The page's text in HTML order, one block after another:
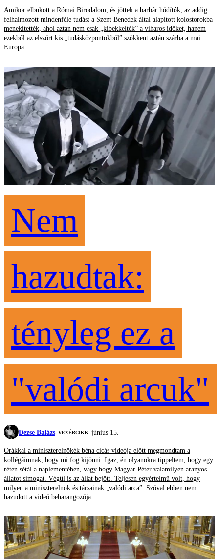
Amikor elbukott a Római Birodalom, és jöttek a barbár hódítók, az addig
felhalmozott mindenféle tudást a Szent Benedek által alapított kolostorokba
menekítették, ahol aztán nem csak „kibekkelték” a viharos időket, hanem
ezekből az elszórt kis „tudásközpontokból” szökkent aztán szárba a mai
Európa.
Nem
hazudtak:
tényleg ez a
"valódi arcuk"
Dezse Balázs VEZÉRCIKK június 15.
Órákkal a miniszterelnökék béna cicás videója előtt megmondtam a
kollégáimnak, hogy mi fog kijönni. Igaz, én olyanokra tippeltem, hogy egy
réten sétál a naplementében, vagy hogy Magyar Péter valamilyen aranyos
állatot simogat. Végül is az állat bejött. Teljesen egyértelmű volt, hogy
milyen a miniszterelnök és társainak „valódi arca”. Szóval ebben nem
hazudott a videó beharangozója.